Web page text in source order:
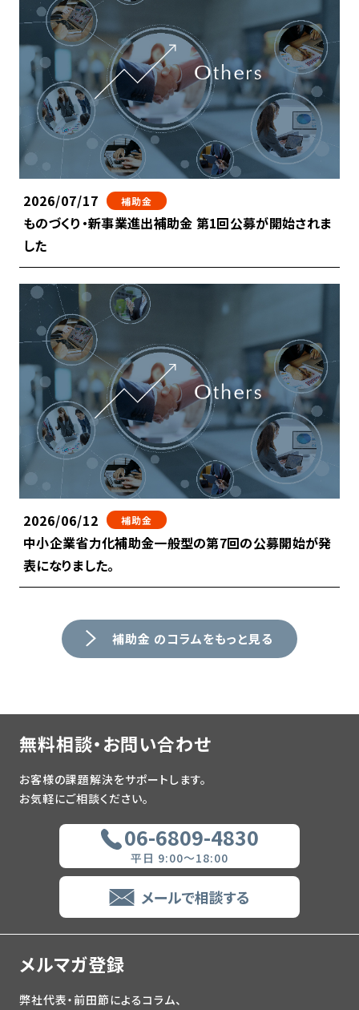
2026/07/17 補助金
ものづくり・新事業進出補助金 第1回公募が開始されま
した
2026/06/12 補助金
中小企業省力化補助金一般型の第7回の公募開始が発
表になりました。
補助金 のコラムをもっと見る
無料相談・お問い合わせ
お客様の課題解決をサポートします。
お気軽にご相談ください。
06-6809-4830
平日 9:00～18:00
メールで相談する
メルマガ登録
弊社代表・前田節によるコラム、